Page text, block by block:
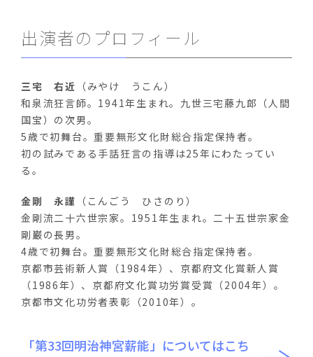
出演者のプロフィール
三宅 右近 （みやけ うこん）
和泉流狂言師。1941年生まれ。九世三宅藤九郎（人間
国宝）の次男。
5歳で初舞台。重要無形文化財総合指定保持者。
初の試みである手話狂言の指導は25年にわたってい
る。
金剛 永謹 （こんごう ひさのり）
金剛流二十六世宗家。1951年生まれ。二十五世宗家金
剛巌の長男。
4歳で初舞台。重要無形文化財総合指定保持者。
京都市芸術新人賞（1984年）、京都府文化賞新人賞
（1986年）、京都府文化賞功労賞受賞（2004年）。
京都市文化功労者表彰（2010年）。
「第33回明治神宮薪能」についてはこち